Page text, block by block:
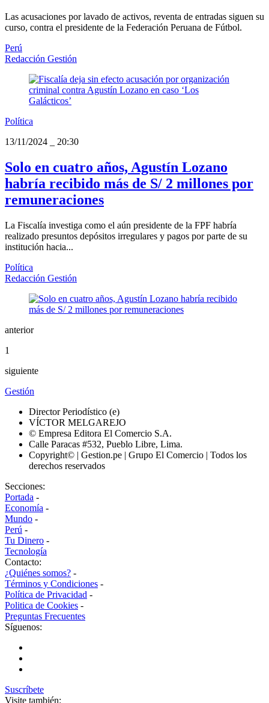
Las acusaciones por lavado de activos, reventa de entradas siguen su
curso, contra el presidente de la Federación Peruana de Fútbol.
Perú
Redacción Gestión
Política
13/11/2024
20:30
Solo en cuatro años, Agustín Lozano
habría recibido más de S/ 2 millones por
remuneraciones
La Fiscalía investiga como el aún presidente de la FPF habría
realizado presuntos depósitos irregulares y pagos por parte de su
institución hacia...
Política
Redacción Gestión
anterior
1
siguiente
Gestión
Director Periodístico (e)
VÍCTOR MELGAREJO
© Empresa Editora El Comercio S.A.
Calle Paracas #532, Pueblo Libre, Lima.
Copyright© | Gestion.pe | Grupo El Comercio | Todos los
derechos reservados
Secciones:
Portada -
Economía -
Mundo -
Perú -
Tu Dinero -
Tecnología
Contacto:
¿Quiénes somos? -
Términos y Condiciones -
Política de Privacidad -
Politica de Cookies -
Preguntas Frecuentes
Síguenos:
Suscríbete
Visite también: